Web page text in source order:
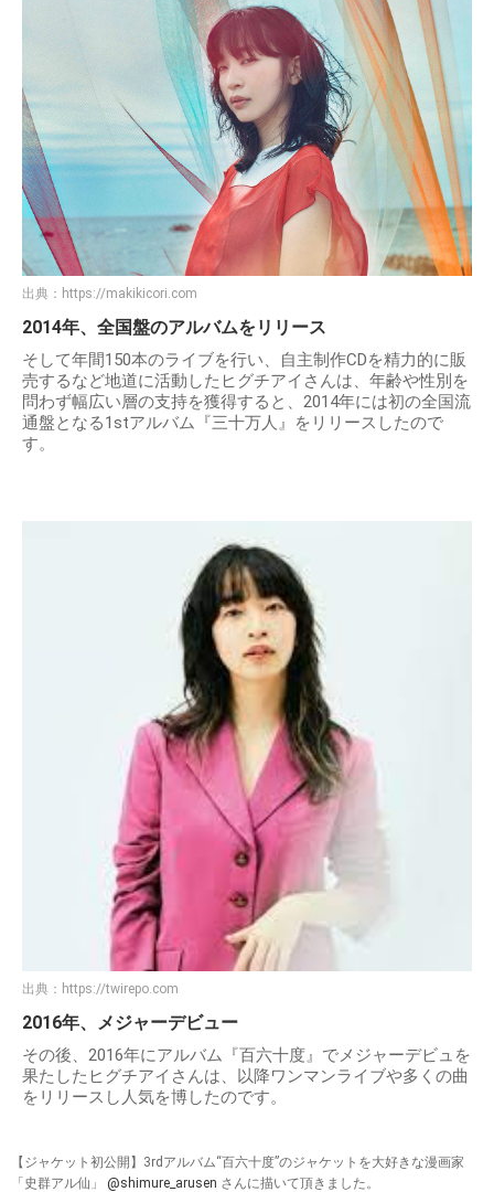
出典： https://makikicori.com
2014年、全国盤のアルバムをリリース
そして年間150本のライブを行い、自主制作CDを精力的に販
売するなど地道に活動したヒグチアイさんは、年齢や性別を
問わず幅広い層の支持を獲得すると、2014年には初の全国流
通盤となる1stアルバム『三十万人』をリリースしたので
す。
出典： https://twirepo.com
2016年、メジャーデビュー
その後、2016年にアルバム『百六十度』でメジャーデビュを
果たしたヒグチアイさんは、以降ワンマンライブや多くの曲
をリリースし人気を博したのです。
【ジャケット初公開】3rdアルバム“百六十度”のジャケットを大好きな漫画家
「史群アル仙」 @shimure_arusen さんに描いて頂きました。